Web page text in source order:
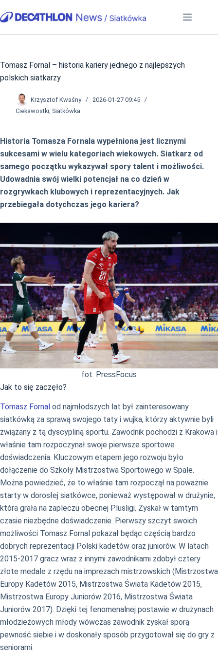
do
Tomasz Fornal – historia kariery jednego z najlepszych
polskich siatkarzy
Krzysztof Kwaśny
2026-01-27 09:45
Ciekawostki, Siatkówka
Historia Tomasza Fornala wypełniona jest licznymi
sukcesami w wielu kategoriach wiekowych. Siatkarz od
samego początku wykazywał spory talent i możliwości.
Udowadnia swój wielki potencjał na co dzień w
rozgrywkach klubowych i reprezentacyjnych. Jak
przebiegała dotychczas jego kariera?
fot. PressFocus
Jak to się zaczęło?
Tomasz Fornal od najmłodszych lat był zainteresowany
siatkówką za sprawą swojego taty i wujka, którzy aktywnie byli
związany z tą dyscypliną sportu. Zawodnik pochodzi z Krakowa i
właśnie tam rozpoczynał swoje pierwsze sportowe
doświadczenia. Kluczowym etapem jego rozwoju było
dołączenie do Szkoły Mistrzostwa Sportowego w Spale.
Można powiedzieć, że to właśnie tam rozpoczął na poważnie
starty w dorosłej siatkówce, ponieważ występował w drużynie,
która grała na zapleczu obecnej Plusligi. Zyskał w tamtym
czasie niezbędne doświadczenie. Pierwszy szczyt swoich
możliwości Tomasz Fornal pokazał będąc częścią bardzo
dobrych reprezentacji Polski kadetów oraz juniorów. W latach
2015-2017 gracz wraz z innymi zawodnikami zdobył cztery
złote medale z rzędu na imprezach mistrzowskich (Mistrzostwa
Europy Kadetów 2015, Mistrzostwa Świata Kadetów 2015,
Mistrzostwa Europy Juniorów 2016, Mistrzostwa Świata
Juniorów 2017). Dzięki tej fenomenalnej postawie w drużynach
młodzieżowych młody wówczas zawodnik zyskał sporą
pewność siebie i w doskonały sposób przygotował się do gry z
seniorami.